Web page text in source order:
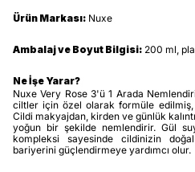
Ürün Markası: Nuxe
Ambalaj ve Boyut Bilgisi: 200 ml,
Ne İşe Yarar?
Nuxe Very Rose 3'ü 1 Arada
ciltler için özel olarak formüle
Cildi makyajdan, kirden ve günlük
yoğun bir şekilde nemlendirir. Gül
kompleksi sayesinde cildinizin
bariyerini güçlendirmeye yardımcı olur.